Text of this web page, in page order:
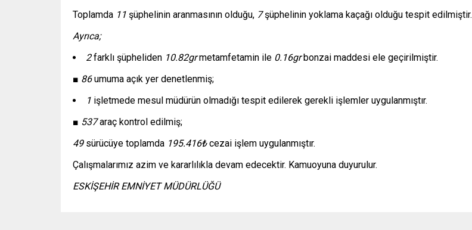
Toplamda 11 şüphelinin aranmasının olduğu, 7şüphelinin yoklama kaçağı olduğu tespit edilmiştir.
Ayrıca;
2farklı şüpheliden 10.82grmetamfetamin ile 0.16grbonzai maddesi ele geçirilmiştir.
■ 86umuma açık yer denetlenmiş;
1 işletmede mesul müdürün olmadığı tespit edilerek gerekli işlemler uygulanmıştır.
■ 537araç kontrol edilmiş;
49sürücüye toplamda 195.416₺cezai işlem uygulanmıştır.
Çalışmalarımız azim ve kararlılıkla devam edecektir. Kamuoyuna duyurulur.
ESKİŞEHİR EMNİYET MÜDÜRLÜĞÜ